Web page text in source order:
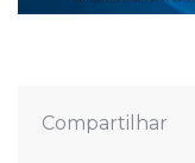
Compartilhar